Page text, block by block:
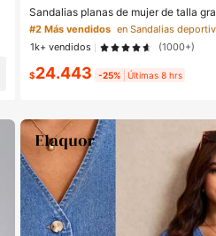
Sandalias planas de mujer de talla
acaciones, verano casual y versátil
e strass
#2 Más vendidos
Baja tasa de retorno
#2 Más vendidos
Baja tasa de retorno
#2 Más vendidos
Baja tasa de retorno
1k+ vendidos (1000+)
$24.443 -25% Últimas 8 hrs